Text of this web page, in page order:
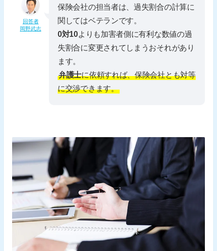
回答者
岡野武志
保険会社の担当者は、過失割合の計算に
関してはベテランです。
0対10よりも加害者側に有利な数値の過
失割合に変更されてしまうおそれがあり
ます。
弁護士に依頼すれば、保険会社とも対等
に交渉できます。